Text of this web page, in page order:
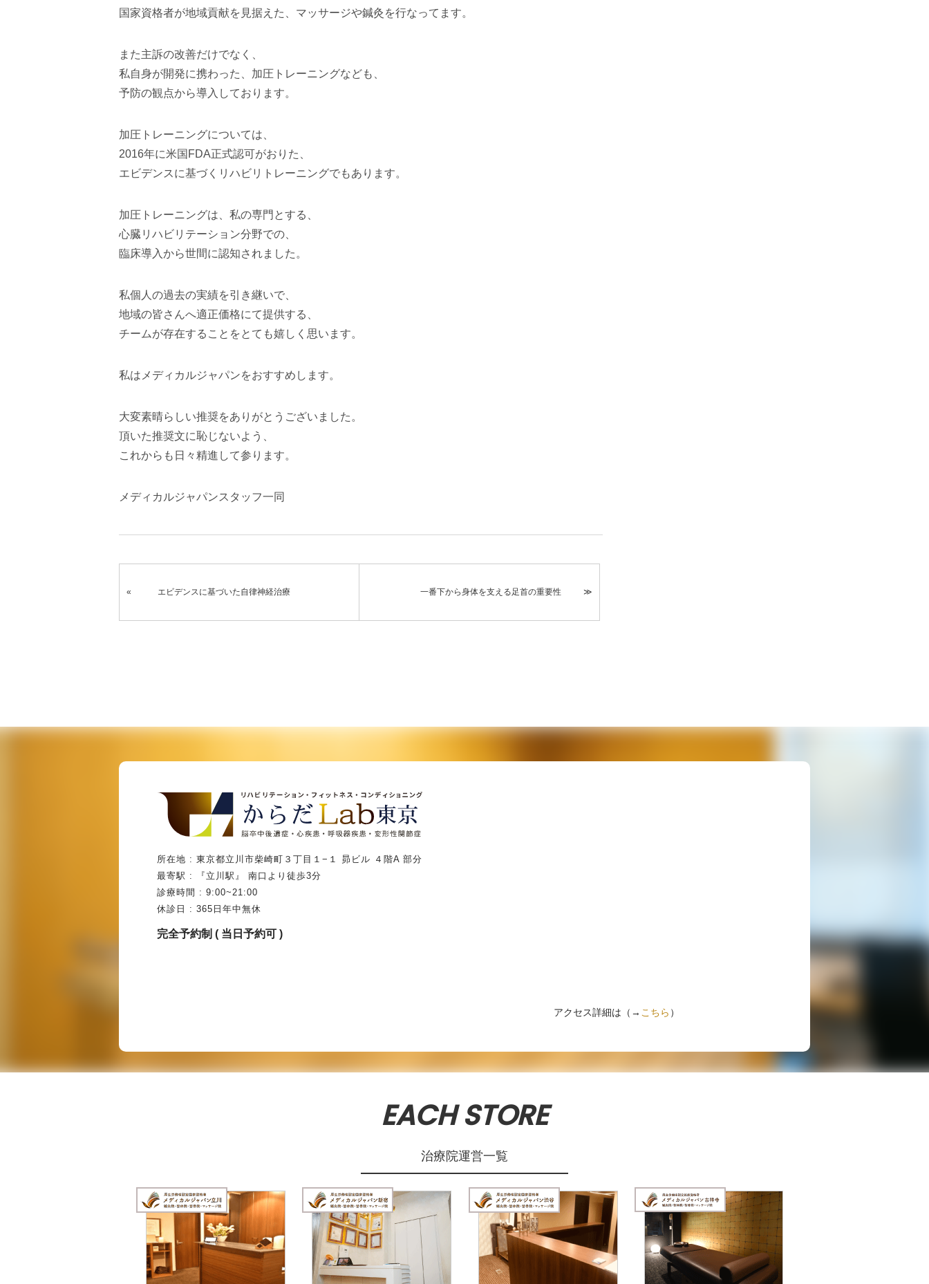
国家資格者が地域貢献を見据えた、マッサージや鍼灸を行なってます。
また主訴の改善だけでなく、
私自身が開発に携わった、加圧トレーニングなども、
予防の観点から導入しております。
加圧トレーニングについては、
2016年に米国FDA正式認可がおりた、
エビデンスに基づくリハビリトレーニングでもあります。
加圧トレーニングは、私の専門とする、
心臓リハビリテーション分野での、
臨床導入から世間に認知されました。
私個人の過去の実績を引き継いで、
地域の皆さんへ適正価格にて提供する、
チームが存在することをとても嬉しく思います。
私はメディカルジャパンをおすすめします。
大変素晴らしい推奨をありがとうございました。
頂いた推奨文に恥じないよう、
これからも日々精進して参ります。
メディカルジャパンスタッフ一同
エビデンスに基づいた自律神経治療 一番下から身体を支える足首の重要性
所在地 : 東京都立川市柴崎町３丁目１−１ 昴ビル ４階A 部分
最寄駅 : 『立川駅』 南口より徒歩3分
診療時間 : 9:00~21:00
休診日 : 365日年中無休
完全予約制 ( 当日予約可 )
アクセス詳細は（→ こちら ）
EACH STORE
治療院運営一覧